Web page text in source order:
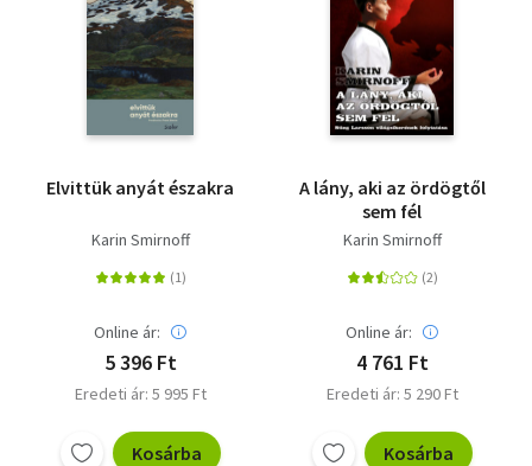
Elvittük anyát északra
Karin Smirnoff
Online ár:
5 396 Ft
Eredeti ár: 5 995 Ft
Kosárba
A lány, aki az ördögtől
sem fél
Karin Smirnoff
Online ár:
4 761 Ft
Eredeti ár: 5 290 Ft
Kosárba